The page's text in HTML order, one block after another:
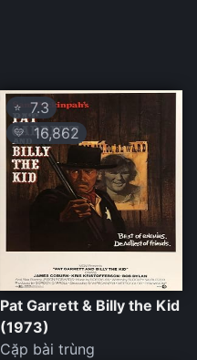
⭐ 7.3
💛 16,862
Pat Garrett & Billy the Kid
(1973)
Cặp bài trùng